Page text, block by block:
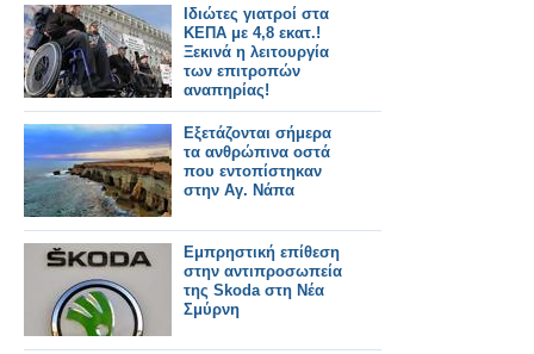
Ιδιώτες γιατροί στα
ΚΕΠΑ με 4,8 εκατ.!
Ξεκινά η λειτουργία
των επιτροπών
αναπηρίας!
Εξετάζονται σήμερα
τα ανθρώπινα οστά
που εντοπίστηκαν
στην Αγ. Νάπα
Εμπρηστική επίθεση
στην αντιπροσωπεία
της Skoda στη Νέα
Σμύρνη